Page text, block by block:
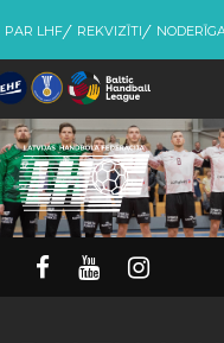
PAR LHF REKVIZĪTI